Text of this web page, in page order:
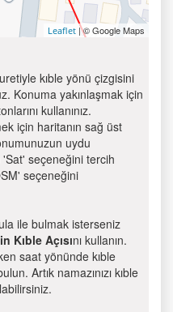
Leaflet | © Google Maps
kıble yönü çizgisini
Konuma yakınlaşmak için
kullanınız.
için haritanın sağ üst
uydu
seçeneğini tercih
seçeneğini
ile bulmak isterseniz
Kıble Açısını kullanın.
saat yönünde kıble
Artık namazınızı kıble